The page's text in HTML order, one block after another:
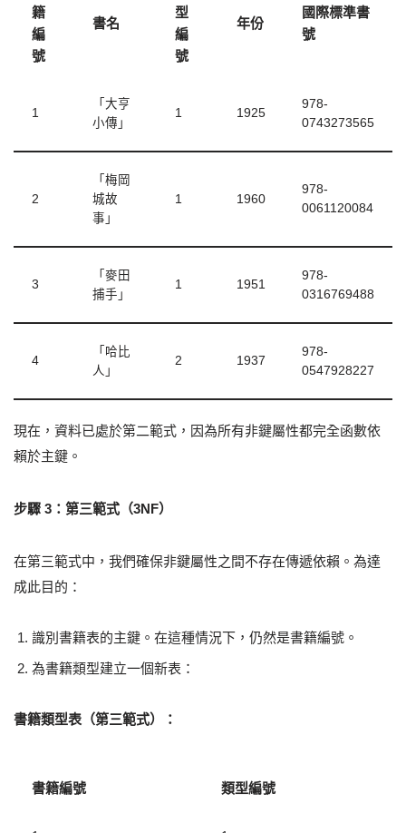
籍
編
號
書名
型
編
號
年份
國際標準書
號
1
「大亨
小傳」
1 1925
978-
0743273565
2
「梅岡
城故
事」
1 1960
978-
0061120084
3
「麥田
捕手」
1 1951
978-
0316769488
4
「哈比
人」
2 1937
978-
0547928227
現在，資料已處於第二範式，因為所有非鍵屬性都完全函數依
賴於主鍵。
步驟 3：第三範式（3NF）
在第三範式中，我們確保非鍵屬性之間不存在傳遞依賴。為達
成此目的：
識別書籍表的主鍵。在這種情況下，仍然是書籍編號。
為書籍類型建立一個新表：
書籍類型表（第三範式）：
書籍編號 類型編號